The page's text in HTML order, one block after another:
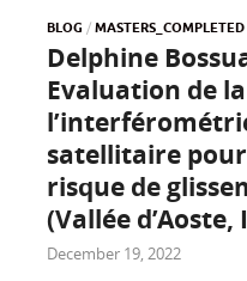
BLOG / MASTERS_COMPLETED
Delphine
Evaluation de
satellitaire
risque de
(Vallée
December 19, 2022